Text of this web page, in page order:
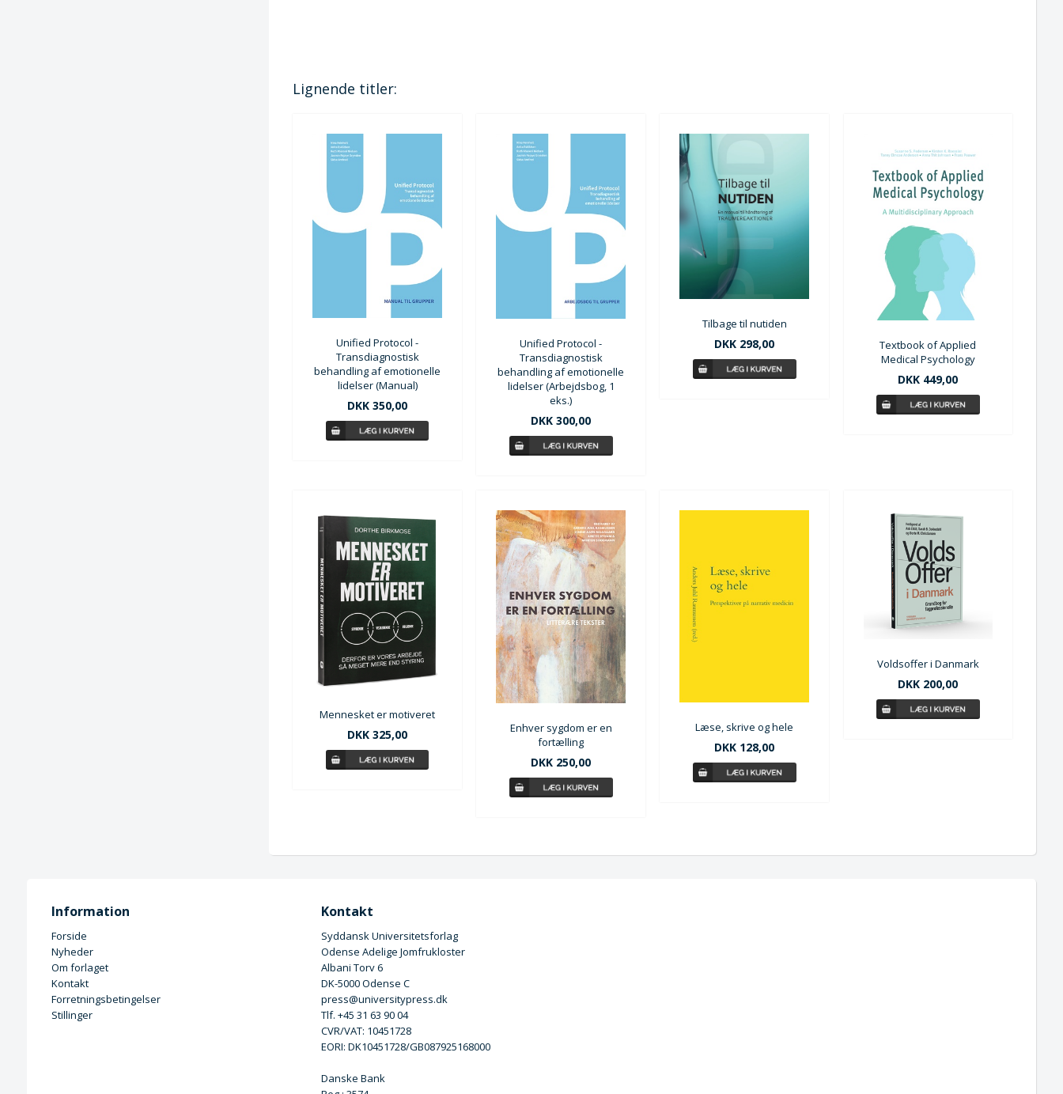
Lignende titler:
Unified Protocol -
Transdiagnostisk
behandling af emotionelle
lidelser (Manual)
DKK 350,00
Unified Protocol -
Transdiagnostisk
behandling af emotionelle
lidelser (Arbejdsbog, 1
eks.)
DKK 300,00
Tilbage til nutiden
DKK 298,00
Textbook of Applied
Medical Psychology
DKK 449,00
Mennesket er motiveret
DKK 325,00
Enhver sygdom er en
fortælling
DKK 250,00
Læse, skrive og hele
DKK 128,00
Voldsoffer i Danmark
DKK 200,00
Information
Forside
Nyheder
Om forlaget
Kontakt
Forretningsbetingelser
Stillinger
Kontakt
Syddansk Universitetsforlag
Odense Adelige Jomfrukloster
Albani Torv 6
DK-5000 Odense C
press@universitypress.dk
Tlf. +45 31 63 90 04
CVR/VAT: 10451728
EORI: DK10451728/GB087925168000
Danske Bank